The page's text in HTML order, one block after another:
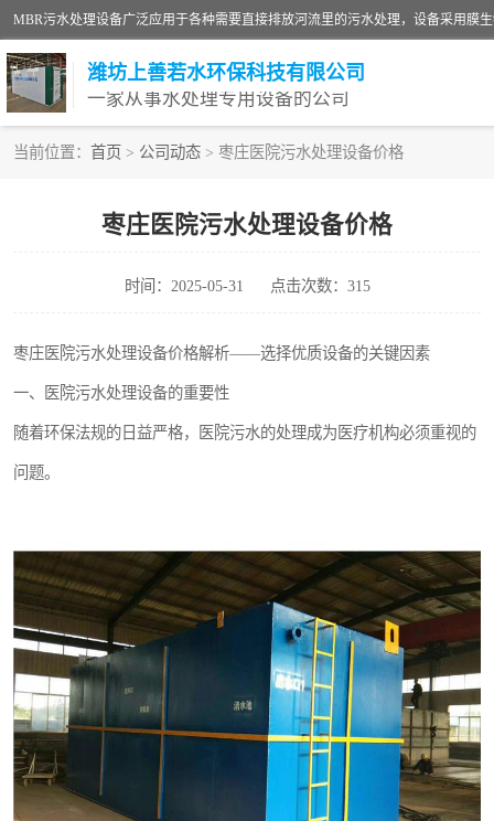
潍坊上善若水环保科技有限公司
一家从事水处理专用设备的公司
当前位置： 首页 > 公司动态 > 枣庄医院污水处理设备价格
枣庄医院污水处理设备价格
时间：2025-05-31 点击次数：315
枣庄医院污水处理设备价格解析——选择优质设备的关键因素
一、医院污水处理设备的重要性
随着环保法规的日益严格，医院污水的处理成为医疗机构必须重视的
问题。
洗涤污水处理设备
诊所门诊污水处理设备
养殖污水处理设备
一体化污水处理设备